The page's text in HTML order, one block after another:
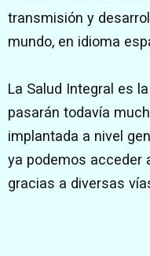
transmisión y
mundo, en idioma
La Salud Integral es
pasarán todavía
implantada a nivel
ya podemos acceder
gracias a diversas